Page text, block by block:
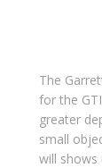
The
for the
greater
small
will shows